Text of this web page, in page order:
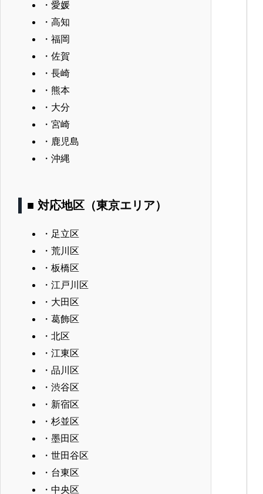
・愛媛
・高知
・福岡
・佐賀
・長崎
・熊本
・大分
・宮崎
・鹿児島
・沖縄
■ 対応地区（東京エリア）
・足立区
・荒川区
・板橋区
・江戸川区
・大田区
・葛飾区
・北区
・江東区
・品川区
・渋谷区
・新宿区
・杉並区
・墨田区
・世田谷区
・台東区
・中央区